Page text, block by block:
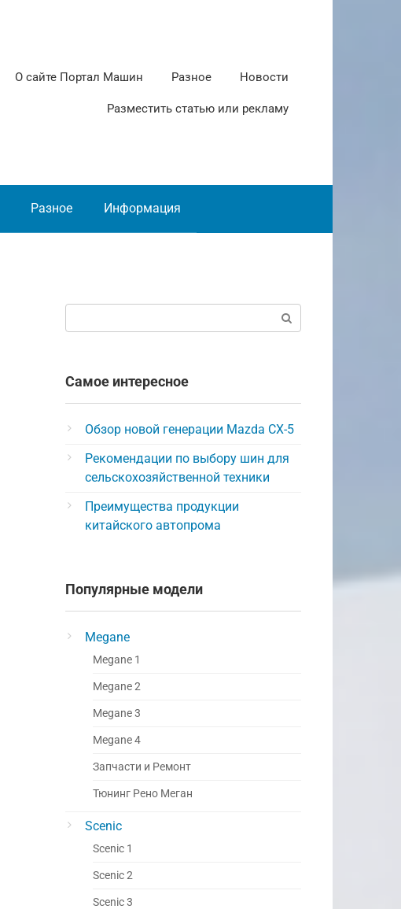
О сайте Портал Машин Разное Новости
Разместить статью или рекламу
Разное Информация
Самое интересное
Обзор новой генерации Mazda CX-5
Рекомендации по выбору шин для
сельскохозяйственной техники
Преимущества продукции
китайского автопрома
Популярные модели
Megane
Megane 1
Megane 2
Megane 3
Megane 4
Запчасти и Ремонт
Тюнинг Рено Меган
Scenic
Scenic 1
Scenic 2
Scenic 3